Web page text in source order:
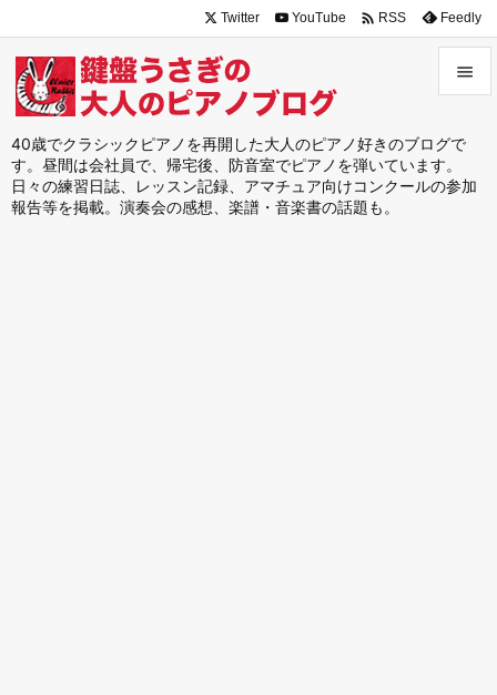
40歳でクラシックピアノを再開した大人のピアノ好きのブログで
す。昼間は会社員で、帰宅後、防音室でピアノを弾いています。
日々の練習日誌、レッスン記録、アマチュア向けコンクールの参加
報告等を掲載。演奏会の感想、楽譜・音楽書の話題も。

メニュ

サイド
Twitter YouTube  RSS Feedly